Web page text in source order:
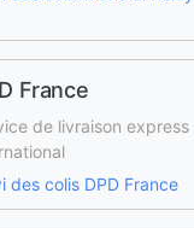
France
de livraison express
des colis DPD France